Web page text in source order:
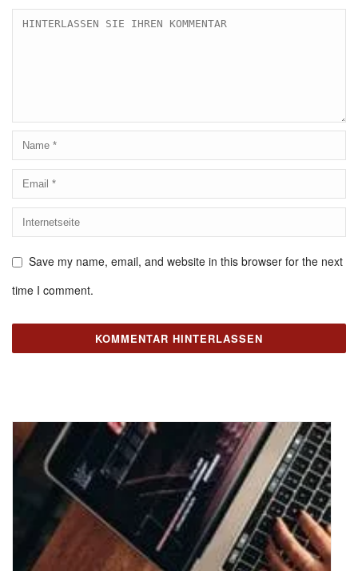
Save my name, email, and website in this browser for the next
time I comment.